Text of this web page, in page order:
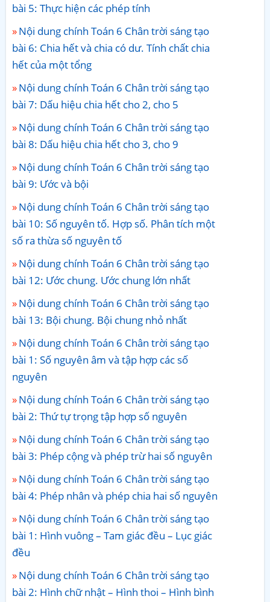
bài 5: Thực hiện các phép tính
Nội dung chính Toán 6 Chân trời sáng tạo
bài 6: Chia hết và chia có dư. Tính chất chia
hết của một tổng
Nội dung chính Toán 6 Chân trời sáng tạo
bài 7: Dấu hiệu chia hết cho 2, cho 5
Nội dung chính Toán 6 Chân trời sáng tạo
bài 8: Dấu hiệu chia hết cho 3, cho 9
Nội dung chính Toán 6 Chân trời sáng tạo
bài 9: Ước và bội
Nội dung chính Toán 6 Chân trời sáng tạo
bài 10: Số nguyên tố. Hợp số. Phân tích một
số ra thừa số nguyên tố
Nội dung chính Toán 6 Chân trời sáng tạo
bài 12: Ước chung. Ước chung lớn nhất
Nội dung chính Toán 6 Chân trời sáng tạo
bài 13: Bội chung. Bội chung nhỏ nhất
Nội dung chính Toán 6 Chân trời sáng tạo
bài 1: Số nguyên âm và tập hợp các số
nguyên
Nội dung chính Toán 6 Chân trời sáng tạo
bài 2: Thứ tự trọng tập hợp số nguyên
Nội dung chính Toán 6 Chân trời sáng tạo
bài 3: Phép cộng và phép trừ hai số nguyên
Nội dung chính Toán 6 Chân trời sáng tạo
bài 4: Phép nhân và phép chia hai số nguyên
Nội dung chính Toán 6 Chân trời sáng tạo
bài 1: Hình vuông – Tam giác đều – Lục giác
đều
Nội dung chính Toán 6 Chân trời sáng tạo
bài 2: Hình chữ nhật – Hình thoi – Hình bình